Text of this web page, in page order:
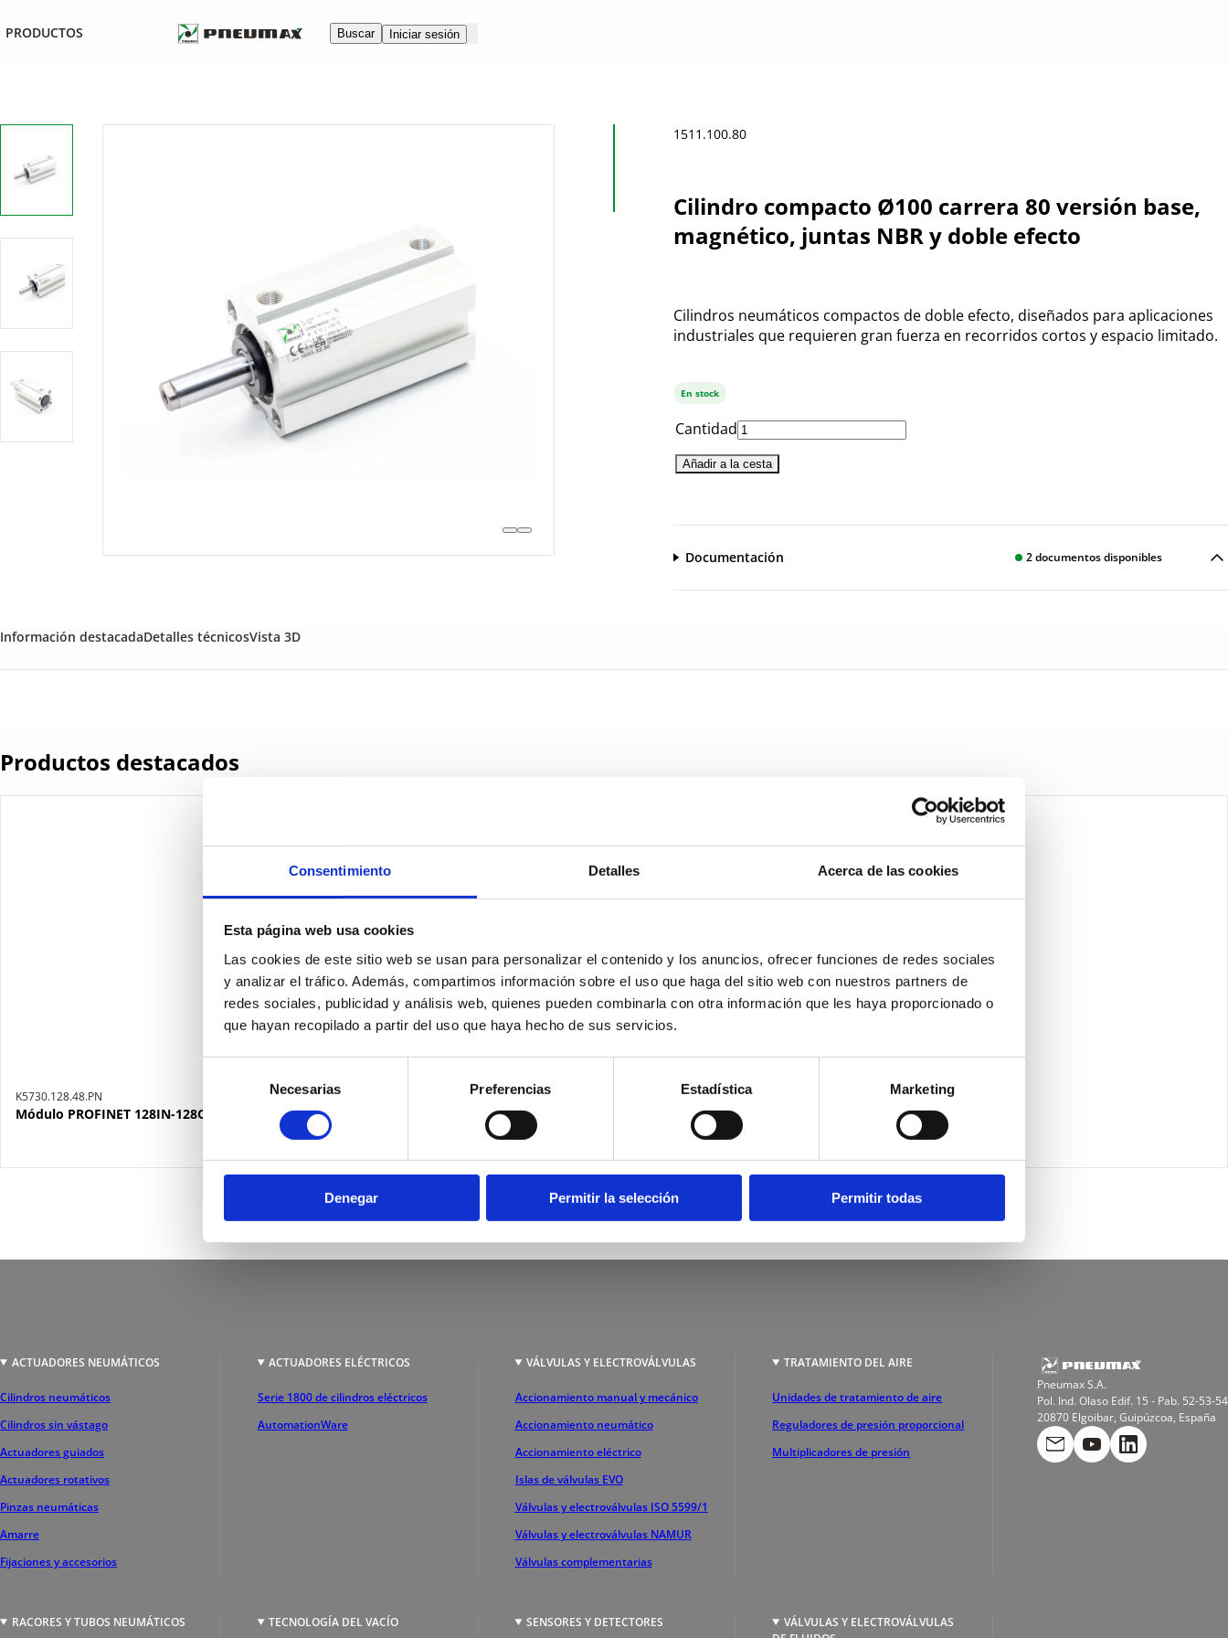
Consentimiento Detalles Acerca de las cookies
Esta página web usa cookies
Las cookies de este sitio web se usan para personalizar el contenido y los anuncios, ofrecer funciones de redes sociales
y analizar el tráfico. Además, compartimos información sobre el uso que haga del sitio web con nuestros partners de
redes sociales, publicidad y análisis web, quienes pueden combinarla con otra información que les haya proporcionado o
que hayan recopilado a partir del uso que haya hecho de sus servicios.
consentimiento
Necesarias Preferencias Estadística Marketing
Denegar Permitir la selección Permitir todas
PRODUCTOS Buscar Iniciar sesión
1511.100.80
Cilindro compacto Ø100 carrera 80 versión base,
magnético, juntas NBR y doble efecto
Cilindros neumáticos compactos de doble efecto, diseñados para aplicaciones
industriales que requieren gran fuerza en recorridos cortos y espacio limitado.
En stock
Cantidad
Añadir a la cesta
Documentación 2documentos disponibles
Información destacadaDetalles técnicosVista 3D
Productos destacados
K5730.128.48.PN
Módulo PROFINET 128IN-128OUT (48 fijos)
ACTUADORES NEUMÁTICOS
Cilindros neumáticos
Cilindros sin vástago
Actuadores guiados
Actuadores rotativos
Pinzas neumáticas
Amarre
Fijaciones y accesorios
ACTUADORES ELÉCTRICOS
Serie 1800 de cilindros eléctricos
AutomationWare
VÁLVULAS Y ELECTROVÁLVULAS
Accionamiento manual y mecánico
Accionamiento neumático
Accionamiento eléctrico
Islas de válvulas EVO
Válvulas y electroválvulas ISO 5599/1
Válvulas y electroválvulas NAMUR
Válvulas complementarias
TRATAMIENTO DEL AIRE
Unidades de tratamiento de aire
Reguladores de presión proporcional
Multiplicadores de presión
RACORES Y TUBOS NEUMÁTICOS TECNOLOGÍA DEL VACÍO SENSORES Y DETECTORES
VÁLVULAS Y ELECTROVÁLVULAS
Pneumax S.A.
Pol. Ind. Olaso Edif. 15 - Pab. 52-53-54
20870 Elgoibar, Guipúzcoa, España